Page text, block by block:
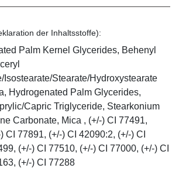
der Inhaltsstoffe):
Palm Kernel Glycerides, Behenyl
Isostearate/Stearate/Hydroxystearate
Hydrogenated Palm Glycerides,
Capric Triglyceride, Stearkonium
Carbonate, Mica , (+/-) CI 77491,
CI 77891, (+/-) CI 42090:2, (+/-) CI
(+/-) CI 77510, (+/-) CI 77000, (+/-) CI
(+/-) CI 77288